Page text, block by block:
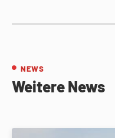
NEWS
Weitere News